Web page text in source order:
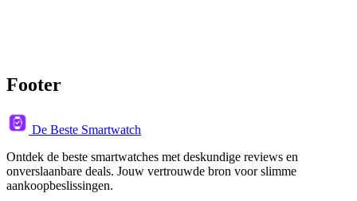
Footer
De Beste Smartwatch
Ontdek de beste smartwatches met deskundige reviews en
onverslaanbare deals. Jouw vertrouwde bron voor slimme
aankoopbeslissingen.